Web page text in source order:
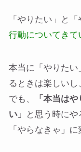
「やりたい」と
行動についてきて
本当に「やりた
るときは楽しいし
でも、
「本当は
い」
と思う時に
「やらなきゃ」に